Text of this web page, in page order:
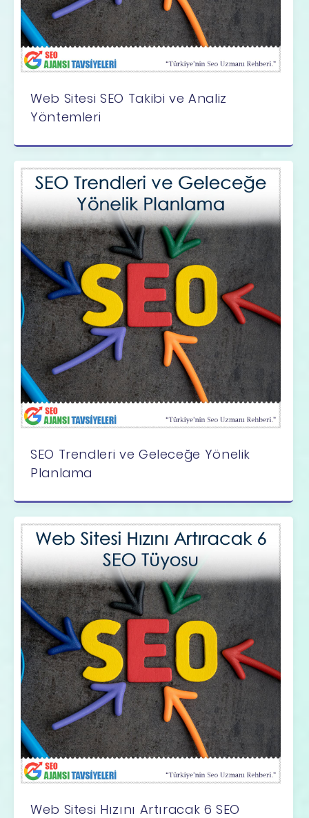
Web Sitesi SEO Takibi ve Analiz
Yöntemleri
SEO Trendleri ve Geleceğe Yönelik
Planlama
Web Sitesi Hızını Artıracak 6 SEO